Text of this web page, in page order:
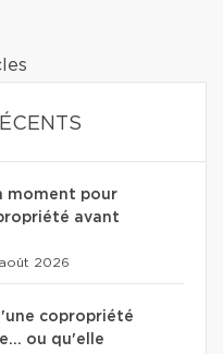
moment pour
avant
2026
copropriété
ou qu'elle